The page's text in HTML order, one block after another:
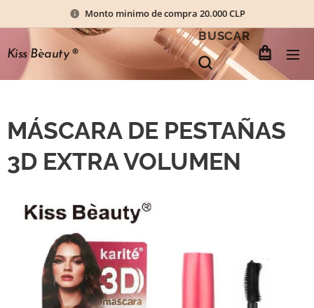
Monto minimo de compra 20.000 CLP
Kiss Bèauty®
BUSCAR
MÁSCARA DE PESTAÑAS
3D EXTRA VOLUMEN